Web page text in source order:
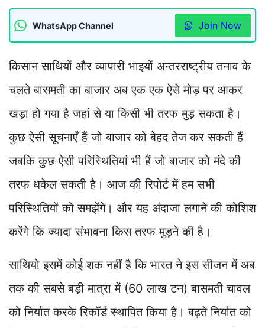
WhatsApp Channel Join Now
किसान साथियों और व्यापारी भाइयों अन्तरराष्ट्रीय तनाव के
चलते बासमती का बाजार अब एक एक ऐसे मोड़ पर आकर
खड़ा हो गया है जहां से या किसी भी तरफ मुड़ सकता है।
कुछ ऐसी सूचनाएँ हैं जो बाजार को बेहद तेज कर सकती हैं
जबकि कुछ ऐसी परिस्थितियां भी हैं जो बाजार को मंदे की
तरफ धकेल सकती है। आज की रिपोर्ट में हम सभी
परिस्थितियों को समझेंगे। और यह अंदाजा लगाने की कोशिश
करेंगे कि ज्यादा संभावना किस तरफ मुड़ने की है।
साथियो इसमें कोई शक नहीं है कि भारत ने इस सीजन में अब
तक की सबसे बड़ी मात्रा में (60 लाख टन) बासमती चावल
को निर्यात करके रिकॉर्ड स्थापित किया है। बढ़ते निर्यात को